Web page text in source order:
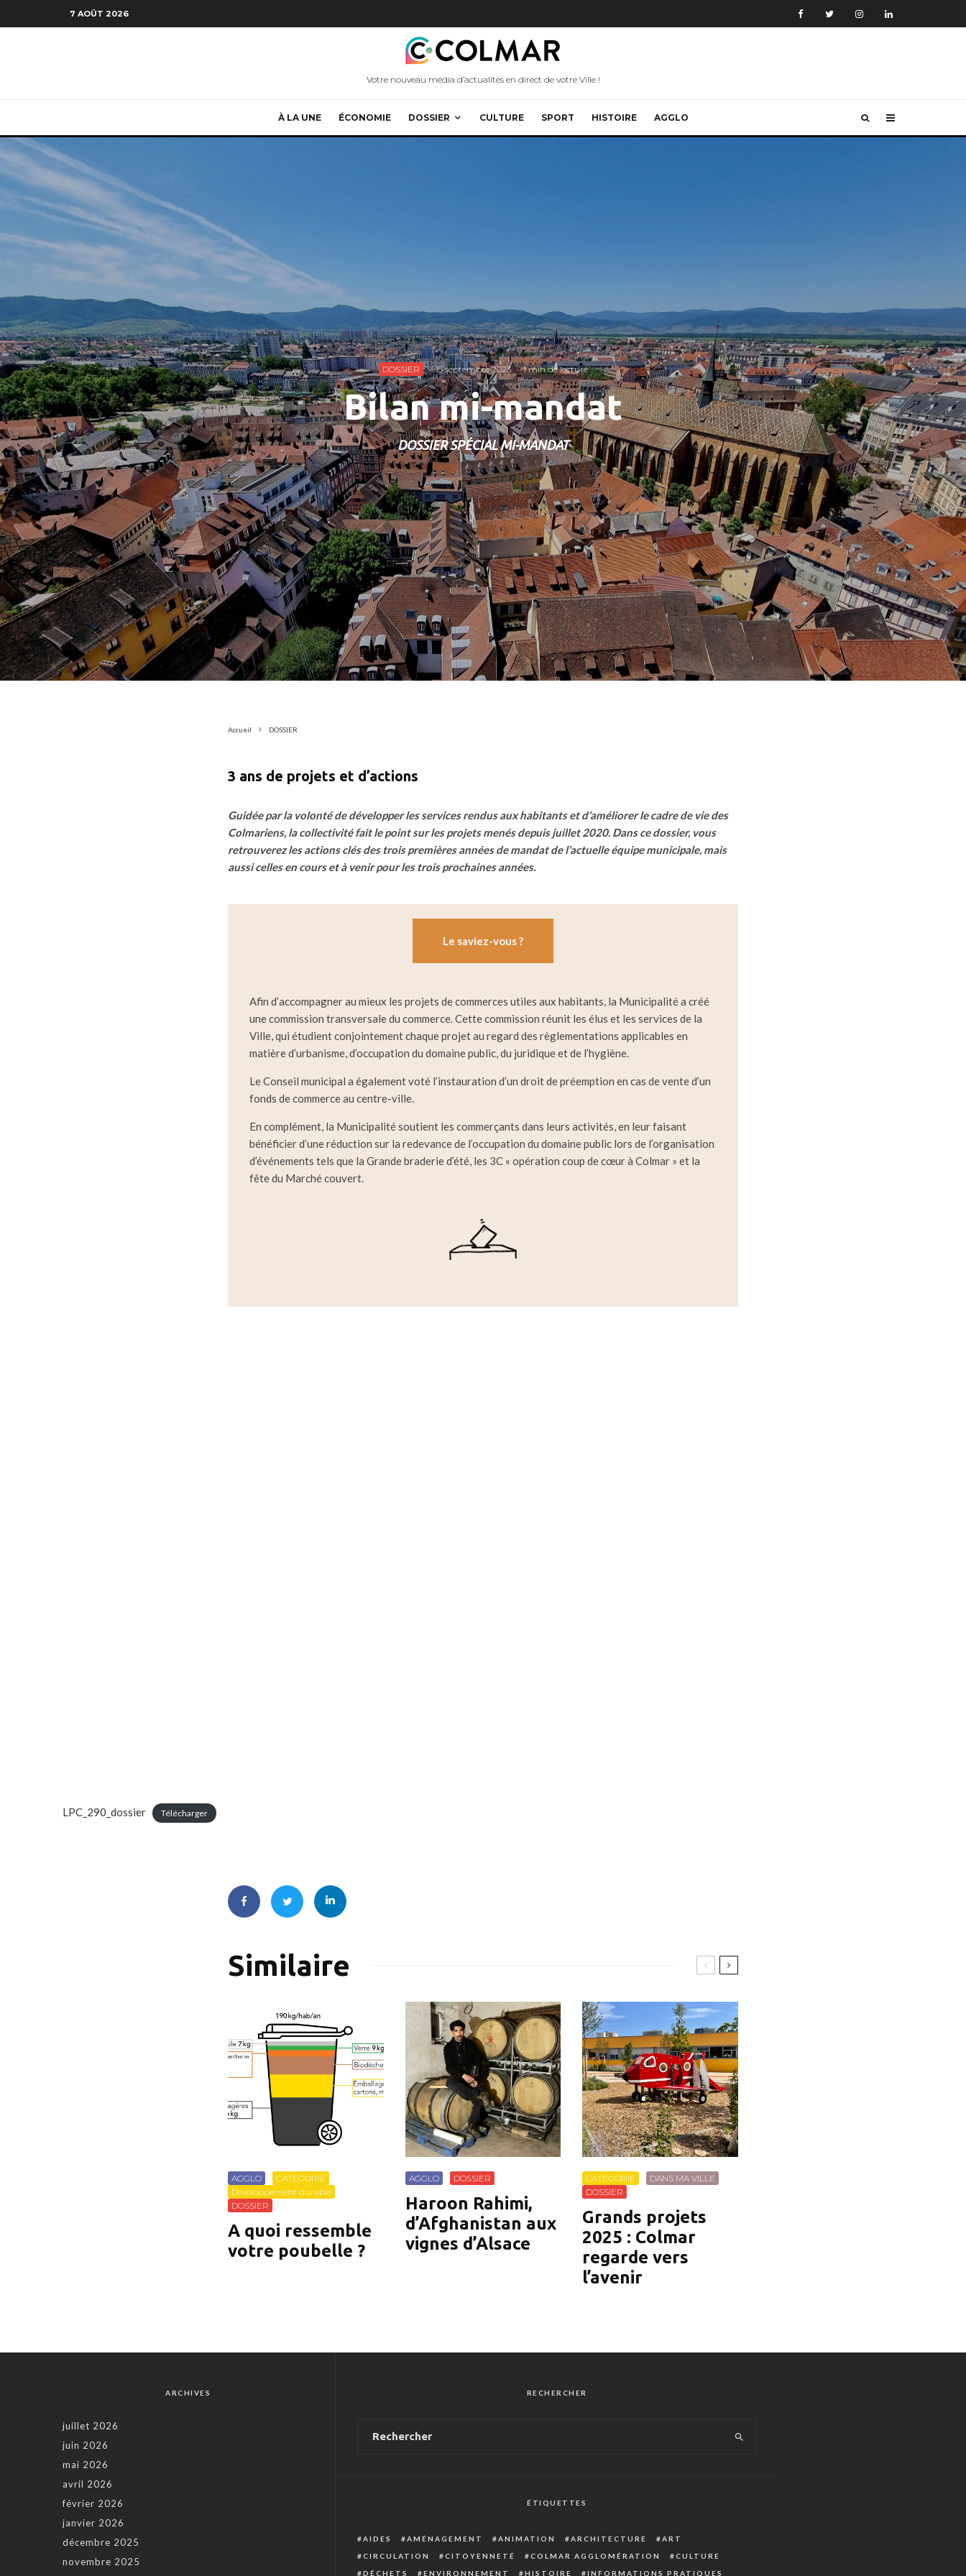
7 AOÛT 2026
Votre nouveau média d’actualités en direct de votre Ville !
À LA UNE ÉCONOMIE DOSSIER CULTURE SPORT HISTOIRE AGGLO
DOSSIER · 15 septembre 2023 · 1 min de lecture
Bilan mi-mandat
DOSSIER SPÉCIAL MI-MANDAT
Accueil DOSSIER
3 ans de projets et d’actions
Guidée par la volonté de développer les services rendus aux habitants et d’améliorer le cadre de vie des
Colmariens, la collectivité fait le point sur les projets menés depuis juillet 2020. Dans ce dossier, vous
retrouverez les actions clés des trois premières années de mandat de l’actuelle équipe municipale, mais
aussi celles en cours et à venir pour les trois prochaines années.
Le saviez-vous ?
Afin d’accompagner au mieux les projets de commerces utiles aux habitants, la Municipalité a créé
une commission transversale du commerce. Cette commission réunit les élus et les services de la
Ville, qui étudient conjointement chaque projet au regard des règlementations applicables en
matière d’urbanisme, d’occupation du domaine public, du juridique et de l’hygiène.
Le Conseil municipal a également voté l’instauration d’un droit de préemption en cas de vente d’un
fonds de commerce au centre-ville.
En complément, la Municipalité soutient les commerçants dans leurs activités, en leur faisant
bénéficier d’une réduction sur la redevance de l’occupation du domaine public lors de l’organisation
d’événements tels que la Grande braderie d’été, les 3C « opération coup de cœur à Colmar » et la
fête du Marché couvert.
LPC_290_dossier Télécharger
Similaire
AGGLO
CATEGORIE
Développement durable
DOSSIER
A quoi ressemble
votre poubelle ?
AGGLO DOSSIER
Haroon Rahimi,
d’Afghanistan aux
vignes d’Alsace
CATEGORIE
DANS MA VILLE
DOSSIER
Grands projets
2025 : Colmar
regarde vers
l’avenir
ARCHIVES
juillet 2026
juin 2026
mai 2026
avril 2026
février 2026
janvier 2026
décembre 2025
novembre 2025
RECHERCHER
ÉTIQUETTES
AIDES AMÉNAGEMENT ANIMATION ARCHITECTURE
ART
CIRCULATION
CITOYENNETÉ COLMAR AGGLOMÉRATION
CULTURE
DÉCHETS
ENVIRONNEMENT HISTOIRE INFORMATIONS PRATIQUES